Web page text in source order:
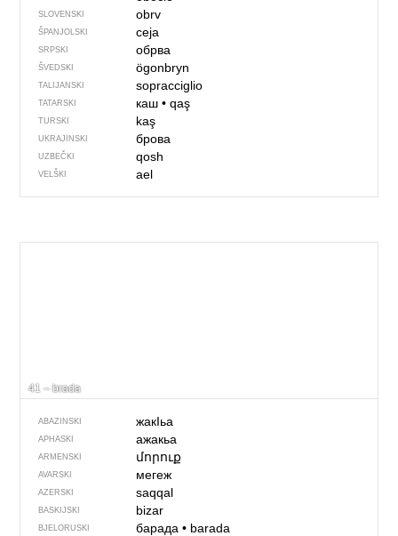
SLOVENSKI obrv
ŠPANJOLSKI ceja
SRPSKI обрва
ŠVEDSKI ögonbryn
TALIJANSKI sopracciglio
TATARSKI каш• qaş
TURSKI kaş
UKRAJINSKI брова
UZBEČKI qosh
VELŠKI ael
41 – brada
ABAZINSKI жакIьа
APHASKI ажакьа
ARMENSKI մորուք
AVARSKI мегеж
AZERSKI saqqal
BASKIJSKI bizar
BJELORUSKI барада• barada